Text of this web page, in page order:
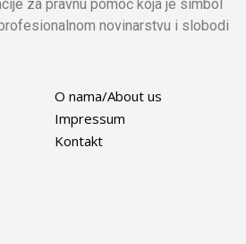
za pravnu pomoć koja je simbol
novinarstvu i slobodi
O nama/About us
Impressum
Kontakt